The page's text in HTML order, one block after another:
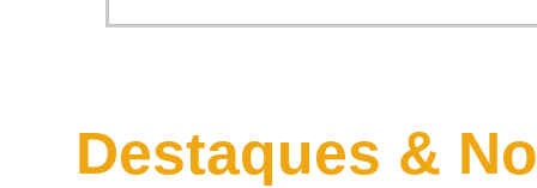
Destaques &